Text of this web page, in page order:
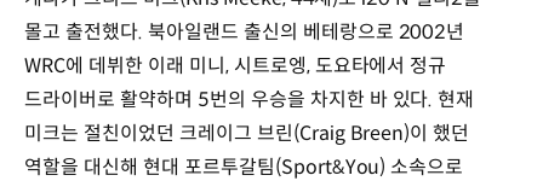
몰고 출전했다. 북아일랜드 출신의 베테랑으로 2002년
WRC에 데뷔한 이래 미니, 시트로엥, 도요타에서 정규
드라이버로 활약하며 5번의 우승을 차지한 바 있다. 현재
미크는 절친이었던 크레이그 브린(Craig Breen)이 했던
역할을 대신해 현대 포르투갈팀(Sport&You) 소속으로